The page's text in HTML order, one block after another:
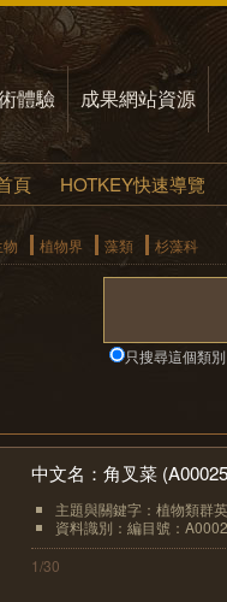
體驗 成果網站資源
頁 HOTKEY快速導覽
植物界 藻類 杉藻科
只搜尋這個類別
中文名：角叉菜
主題與關鍵字：植物類群
資料識別：編目號：
1/30